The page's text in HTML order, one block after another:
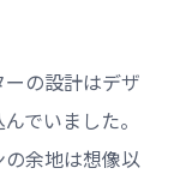
の設計はデザ
でいました。
余地は想像以